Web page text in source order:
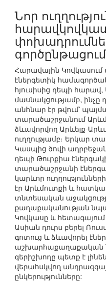
Նոր
գործընթացում
Հարավային Կովկասում
էներգետիկ
հյուսիսից դեպի
մասնակցությամբ,
անհնար էր թվում՝
տարածաշրջանում
ձևավորվող Արևելք-
ուղղությամբ։ Երկար
Կասպից ծովի
դեպի Թուրքիա
տարածաշրջանի
կարևոր
էր Արևմուտքի և
տնտեսական
քաղաքականության
Կովկասը և
Ասիան դուրս բերել
գոտուց և ձևավորել
աշխարհաքաղաքական
գերիշխողը պետք է
վերահսկվող
ընկերությունները: